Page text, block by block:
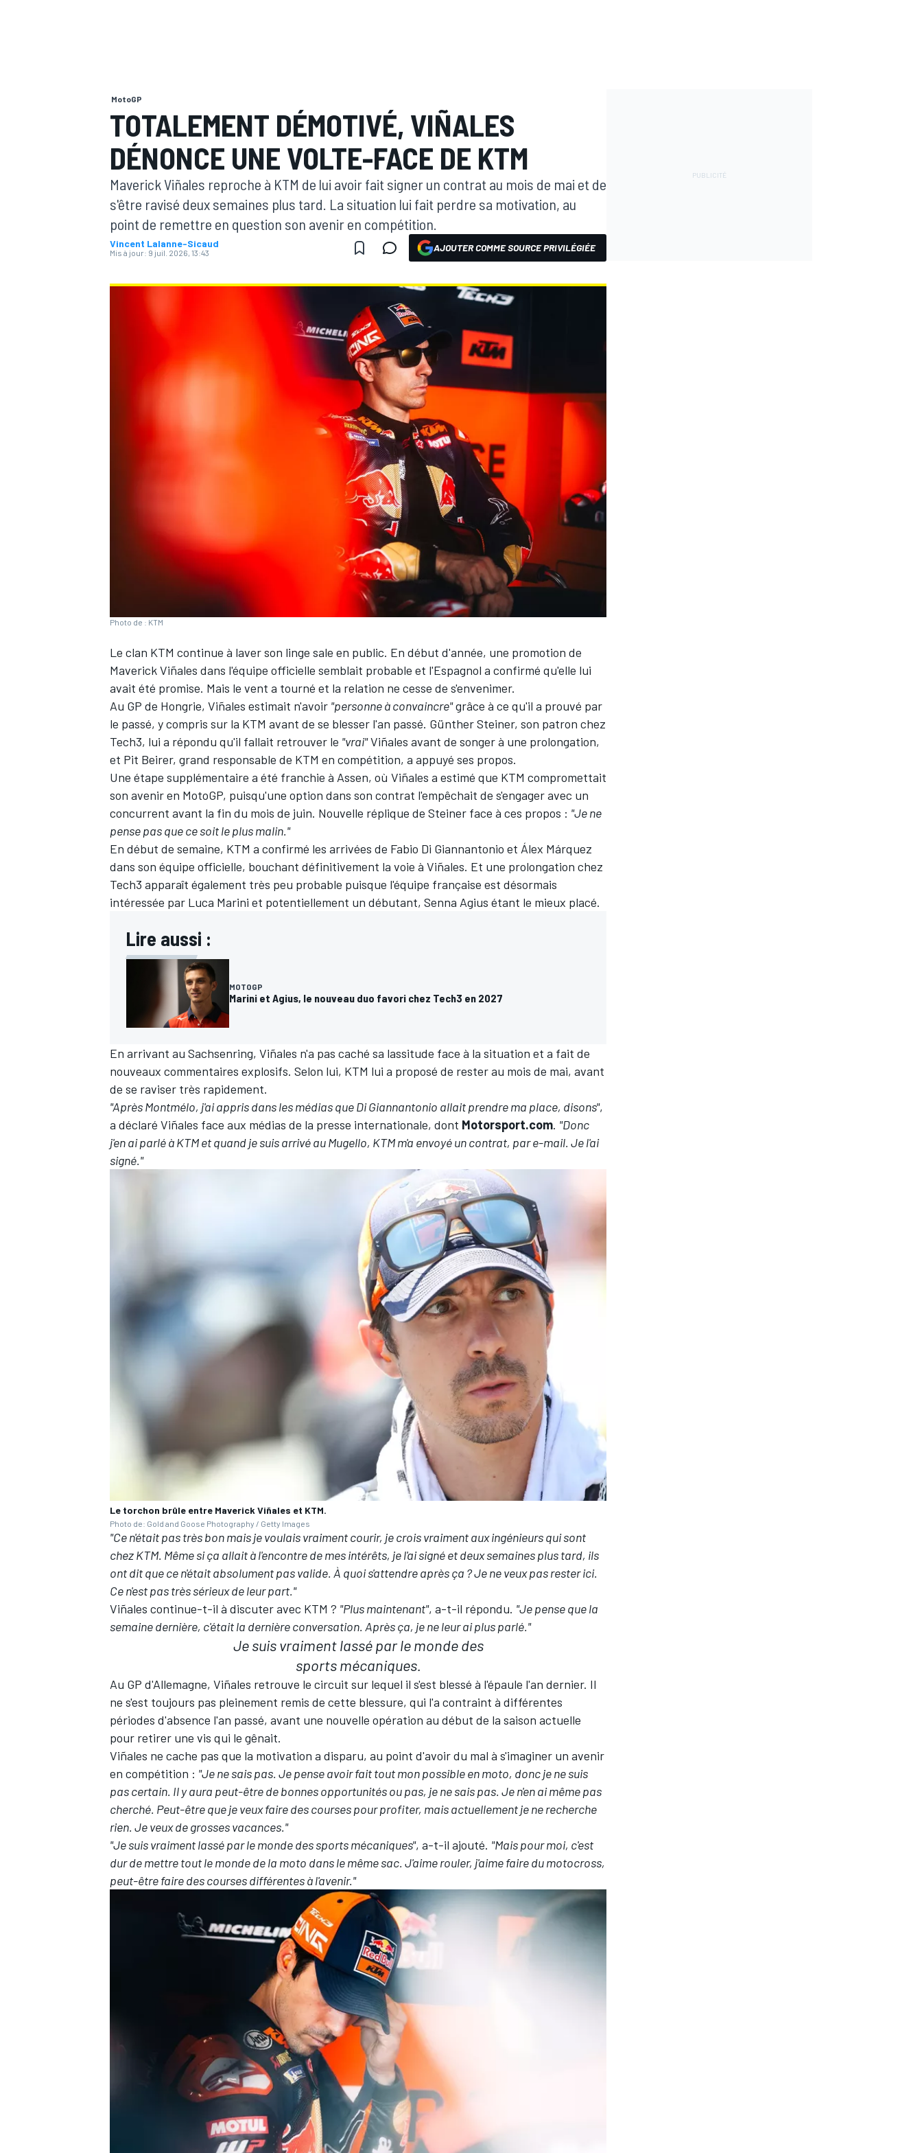
MOTOGP
MotoGP
TOTALEMENT DÉMOTIVÉ, VIÑALES
DÉNONCE UNE VOLTE-FACE DE KTM
Maverick Viñales reproche à KTM de lui avoir fait signer un contrat au mois de mai et de
s'être ravisé deux semaines plus tard. La situation lui fait perdre sa motivation, au
point de remettre en question son avenir en compétition.
Vincent Lalanne-Sicaud
Mis à jour: 9 juil. 2026, 13:43 AJOUTER COMME SOURCE PRIVILÉGIÉE
Photo de : KTM
Le clan KTM continue à laver son linge sale en public. En début d'année, une promotion de
Maverick Viñales dans l'équipe officielle semblait probable et l'Espagnol a confirmé qu'elle lui
avait été promise. Mais le vent a tourné et la relation ne cesse de s'envenimer.
Au GP de Hongrie, Viñales estimait n'avoir "personne à convaincre"grâce à ce qu'il a prouvé par
le passé, y compris sur la KTM avant de se blesser l'an passé. Günther Steiner, son patron chez
Tech3, lui a répondu qu'il fallait retrouver le "vrai"Viñales avant de songer à une prolongation,
et Pit Beirer, grand responsable de KTM en compétition, a appuyé ses propos.
Une étape supplémentaire a été franchie à Assen, où Viñales a estimé que KTM compromettait
son avenir en MotoGP, puisqu'une option dans son contrat l'empêchait de s'engager avec un
concurrent avant la fin du mois de juin. Nouvelle réplique de Steiner face à ces propos : "Je ne
pense pas que ce soit le plus malin."
En début de semaine, KTM a confirmé les arrivées de Fabio Di Giannantonio et Álex Márquez
dans son équipe officielle, bouchant définitivement la voie à Viñales. Et une prolongation chez
Tech3 apparaît également très peu probable puisque l'équipe française est désormais
intéressée par Luca Marini et potentiellement un débutant, Senna Agius étant le mieux placé.
Lire aussi :
MOTOGP
Marini et Agius, le nouveau duo favori chez Tech3 en 2027
En arrivant au Sachsenring, Viñales n'a pas caché sa lassitude face à la situation et a fait de
nouveaux commentaires explosifs. Selon lui, KTM lui a proposé de rester au mois de mai, avant
de se raviser très rapidement.
"Après Montmélo, j'ai appris dans les médias que Di Giannantonio allait prendre ma place, disons",
a déclaré Viñales face aux médias de la presse internationale, dont Motorsport.com. "Donc
j'en ai parlé à KTM et quand je suis arrivé au Mugello, KTM m'a envoyé un contrat, par e-mail. Je l'ai
signé."
Le torchon brûle entre Maverick Viñales et KTM.
Photo de: Gold and Goose Photography / Getty Images
"Ce n'était pas très bon mais je voulais vraiment courir, je crois vraiment aux ingénieurs qui sont
chez KTM. Même si ça allait à l'encontre de mes intérêts, je l'ai signé et deux semaines plus tard, ils
ont dit que ce n'était absolument pas valide. À quoi s'attendre après ça ? Je ne veux pas rester ici.
Ce n'est pas très sérieux de leur part."
Viñales continue-t-il à discuter avec KTM ? "Plus maintenant", a-t-il répondu. "Je pense que la
semaine dernière, c'était la dernière conversation. Après ça, je ne leur ai plus parlé."
Je suis vraiment lassé par le monde des
sports mécaniques.
Au GP d'Allemagne, Viñales retrouve le circuit sur lequel il s'est blessé à l'épaule l'an dernier. Il
ne s'est toujours pas pleinement remis de cette blessure, qui l'a contraint à différentes
périodes d'absence l'an passé, avant une nouvelle opération au début de la saison actuelle
pour retirer une vis qui le gênait.
Viñales ne cache pas que la motivation a disparu, au point d'avoir du mal à s'imaginer un avenir
en compétition : "Je ne sais pas. Je pense avoir fait tout mon possible en moto, donc je ne suis
pas certain. Il y aura peut-être de bonnes opportunités ou pas, je ne sais pas. Je n'en ai même pas
cherché. Peut-être que je veux faire des courses pour profiter, mais actuellement je ne recherche
rien. Je veux de grosses vacances."
"Je suis vraiment lassé par le monde des sports mécaniques", a-t-il ajouté. "Mais pour moi, c'est
dur de mettre tout le monde de la moto dans le même sac. J'aime rouler, j'aime faire du motocross,
peut-être faire des courses différentes à l'avenir."